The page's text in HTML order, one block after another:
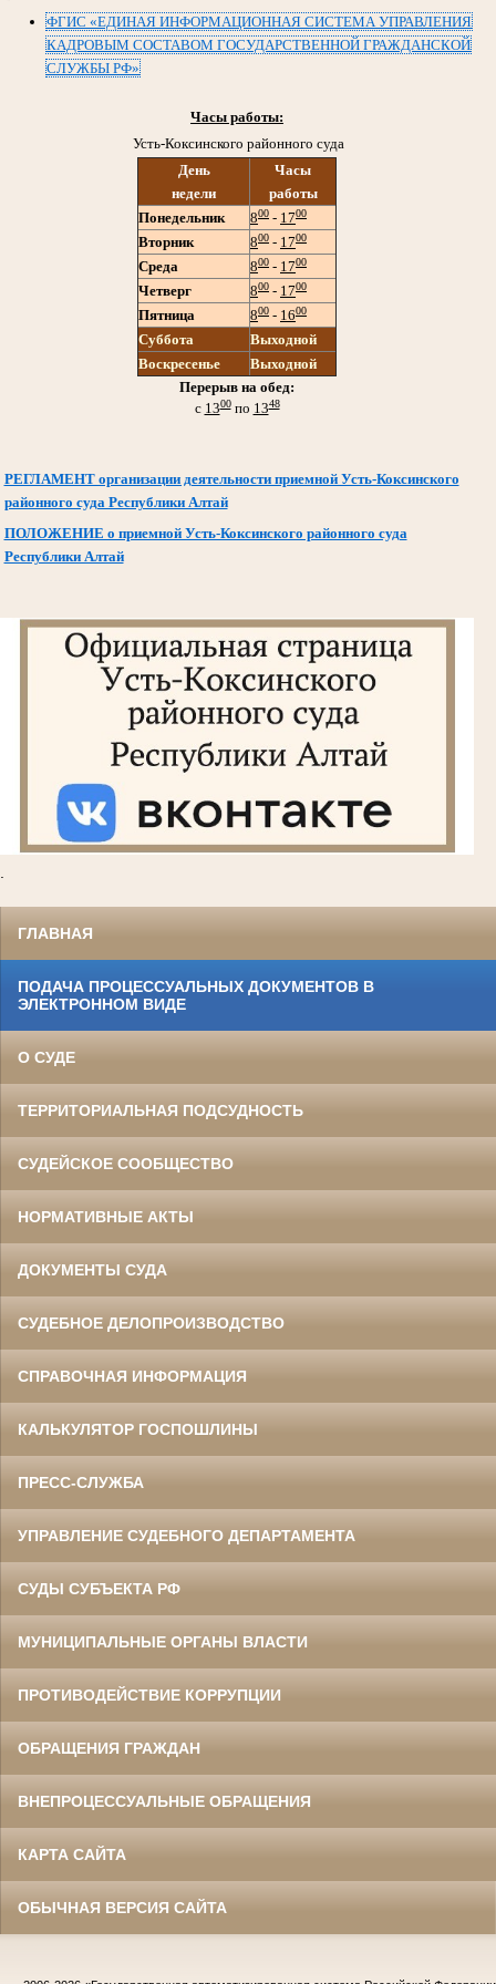
ФГИС «ЕДИНАЯ ИНФОРМАЦИОННАЯ СИСТЕМА УПРАВЛЕНИЯ
КАДРОВЫМ СОСТАВОМ ГОСУДАРСТВЕННОЙ ГРАЖДАНСКОЙ
СЛУЖБЫ РФ»
Часы работы:
Усть-Коксинского районного суда
День
недели
Часы
работы
Понедельник
800 - 1700
Вторник 800 - 1700
Среда 800 - 1700
Четверг 800 - 1700
Пятница 800 - 1600
Суббота
Выходной
Воскресенье
Выходной
Перерыв на обед:
с 1300по 1348
РЕГЛАМЕНТ организации деятельности приемной Усть-Коксинского
районного суда Республики Алтай
ПОЛОЖЕНИЕ о приемной Усть-Коксинского районного суда
Республики Алтай
ГЛАВНАЯ
ПОДАЧА ПРОЦЕССУАЛЬНЫХ ДОКУМЕНТОВ В
ЭЛЕКТРОННОМ ВИДЕ
О СУДЕ
ТЕРРИТОРИАЛЬНАЯ ПОДСУДНОСТЬ
СУДЕЙСКОЕ СООБЩЕСТВО
НОРМАТИВНЫЕ АКТЫ
ДОКУМЕНТЫ СУДА
СУДЕБНОЕ ДЕЛОПРОИЗВОДСТВО
СПРАВОЧНАЯ ИНФОРМАЦИЯ
КАЛЬКУЛЯТОР ГОСПОШЛИНЫ
ПРЕСС-СЛУЖБА
УПРАВЛЕНИЕ СУДЕБНОГО ДЕПАРТАМЕНТА
СУДЫ СУБЪЕКТА РФ
МУНИЦИПАЛЬНЫЕ ОРГАНЫ ВЛАСТИ
ПРОТИВОДЕЙСТВИЕ КОРРУПЦИИ
ОБРАЩЕНИЯ ГРАЖДАН
ВНЕПРОЦЕССУАЛЬНЫЕ ОБРАЩЕНИЯ
КАРТА САЙТА
ОБЫЧНАЯ ВЕРСИЯ САЙТА